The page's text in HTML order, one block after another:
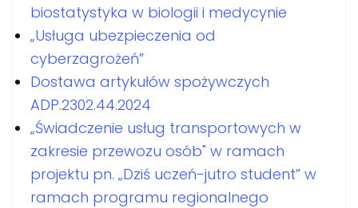
biostatystyka w biologii i medycynie
„Usługa ubezpieczenia od
cyberzagrożeń”
Dostawa artykułów spożywczych
ADP.2302.44.2024
„Świadczenie usług transportowych w
zakresie przewozu osób" w ramach
projektu pn. „Dziś uczeń-jutro student” w
ramach programu regionalnego